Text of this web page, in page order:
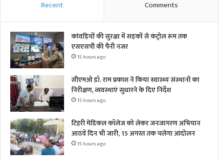
Recent Comments
कांवड़ियों की सुरक्षा में सड़कों से कंट्रोल रूम तक
एसएसपी की पैनी नजर
15 hours ago
सीएमओ डॉ. राम प्रकाश ने किया स्वास्थ्य संस्थानों का
निरीक्षण, व्यवस्थाएं सुधारने के दिए निर्देश
15 hours ago
टिहरी मेडिकल कॉलेज को लेकर जनजागरण अभियान
आठवें दिन भी जारी, 15 अगस्त तक चलेगा आंदोलन
15 hours ago